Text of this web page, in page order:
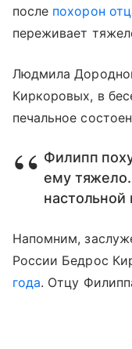
после похорон
переживает
Людмила
Киркоровых, в
печальное
Филипп
ему
настольной
Напомним,
России Бедрос
года. Отцу